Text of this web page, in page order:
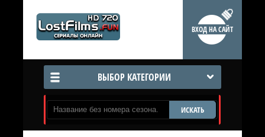
ВХОД НА САЙТ
ВЫБОР КАТЕГОРИИ
ИСКАТЬ